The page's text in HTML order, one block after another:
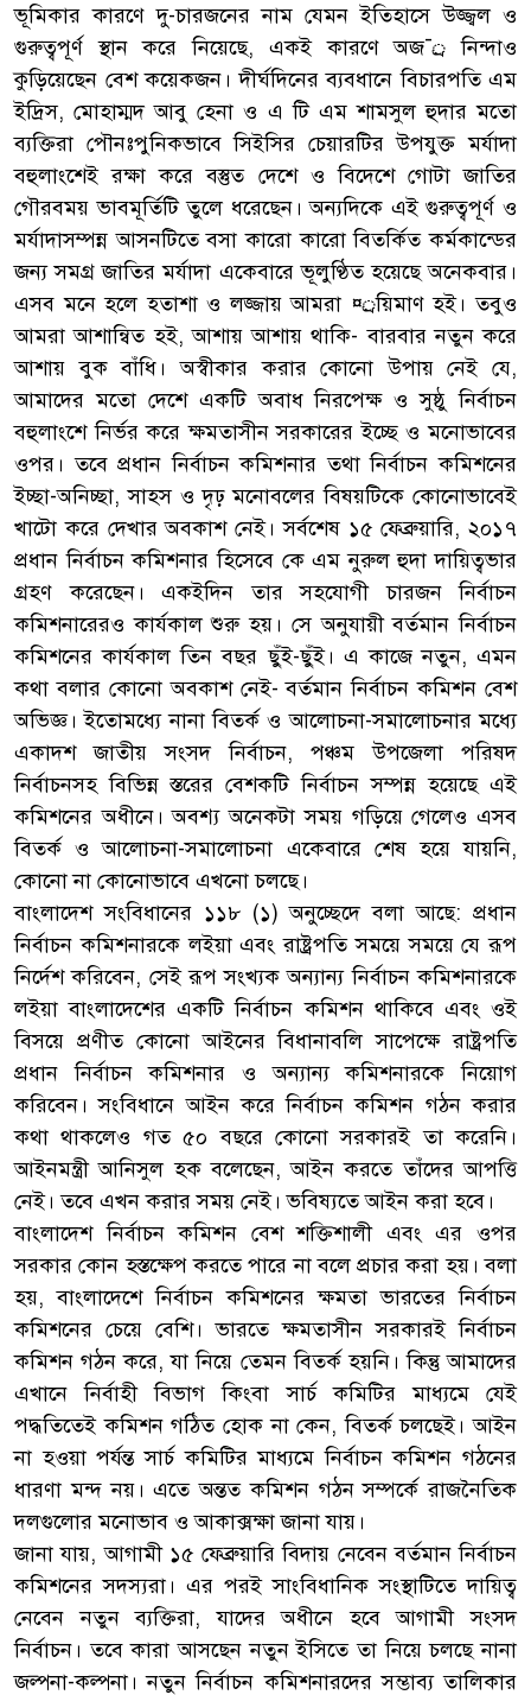
ভূমিকার কারণে দু-চারজনের নাম যেমন ইতিহাসে উজ্জ্বল ও
গুরুত্বপূর্ণ স্থান করে নিয়েছে, একই কারণে অজ¯্র নিন্দাও
কুড়িয়েছেন বেশ কয়েকজন। দীর্ঘদিনের ব্যবধানে বিচারপতি এম
ইদ্রিস, মোহাম্মদ আবু হেনা ও এ টি এম শামসুল হুদার মতো
ব্যক্তিরা পৌনঃপুনিকভাবে সিইসির চেয়ারটির উপযুক্ত মর্যাদা
বহুলাংশেই রক্ষা করে বস্তুত দেশে ও বিদেশে গোটা জাতির
গৌরবময় ভাবমূর্তিটি তুলে ধরেছেন। অন্যদিকে এই গুরুত্বপূর্ণ ও
মর্যাদাসম্পন্ন আসনটিতে বসা কারো কারো বিতর্কিত কর্মকান্ডের
জন্য সমগ্র জাতির মর্যাদা একেবারে ভূলুণ্ঠিত হয়েছে অনেকবার।
এসব মনে হলে হতাশা ও লজ্জায় আমরা ¤্রয়িমাণ হই। তবুও
আমরা আশান্বিত হই, আশায় আশায় থাকি- বারবার নতুন করে
আশায় বুক বাঁধি। অস্বীকার করার কোনো উপায় নেই যে,
আমাদের মতো দেশে একটি অবাধ নিরপেক্ষ ও সুষ্ঠু নির্বাচন
বহুলাংশে নির্ভর করে ক্ষমতাসীন সরকারের ইচ্ছে ও মনোভাবের
ওপর। তবে প্রধান নির্বাচন কমিশনার তথা নির্বাচন কমিশনের
ইচ্ছা-অনিচ্ছা, সাহস ও দৃঢ় মনোবলের বিষয়টিকে কোনোভাবেই
খাটো করে দেখার অবকাশ নেই। সর্বশেষ ১৫ ফেব্রুয়ারি, ২০১৭
প্রধান নির্বাচন কমিশনার হিসেবে কে এম নুরুল হুদা দায়িত্বভার
গ্রহণ করেছেন। একইদিন তার সহযোগী চারজন নির্বাচন
কমিশনারেরও কার্যকাল শুরু হয়। সে অনুযায়ী বর্তমান নির্বাচন
কমিশনের কার্যকাল তিন বছর ছুঁই-ছুঁই। এ কাজে নতুন, এমন
কথা বলার কোনো অবকাশ নেই- বর্তমান নির্বাচন কমিশন বেশ
অভিজ্ঞ। ইতোমধ্যে নানা বিতর্ক ও আলোচনা-সমালোচনার মধ্যে
একাদশ জাতীয় সংসদ নির্বাচন, পঞ্চম উপজেলা পরিষদ
নির্বাচনসহ বিভিন্ন স্তরের বেশকটি নির্বাচন সম্পন্ন হয়েছে এই
কমিশনের অধীনে। অবশ্য অনেকটা সময় গড়িয়ে গেলেও এসব
বিতর্ক ও আলোচনা-সমালোচনা একেবারে শেষ হয়ে যায়নি,
কোনো না কোনোভাবে এখনো চলছে।
বাংলাদেশ সংবিধানের ১১৮ (১) অনুচ্ছেদে বলা আছে: প্রধান
নির্বাচন কমিশনারকে লইয়া এবং রাষ্ট্রপতি সময়ে সময়ে যে রূপ
নির্দেশ করিবেন, সেই রূপ সংখ্যক অন্যান্য নির্বাচন কমিশনারকে
লইয়া বাংলাদেশের একটি নির্বাচন কমিশন থাকিবে এবং ওই
বিসয়ে প্রণীত কোনো আইনের বিধানাবলি সাপেক্ষে রাষ্ট্রপতি
প্রধান নির্বাচন কমিশনার ও অন্যান্য কমিশনারকে নিয়োগ
করিবেন। সংবিধানে আইন করে নির্বাচন কমিশন গঠন করার
কথা থাকলেও গত ৫০ বছরে কোনো সরকারই তা করেনি।
আইনমন্ত্রী আনিসুল হক বলেছেন, আইন করতে তাঁদের আপত্তি
নেই। তবে এখন করার সময় নেই। ভবিষ্যতে আইন করা হবে।
বাংলাদেশ নির্বাচন কমিশন বেশ শক্তিশালী এবং এর ওপর
সরকার কোন হস্তক্ষেপ করতে পারে না বলে প্রচার করা হয়। বলা
হয়, বাংলাদেশে নির্বাচন কমিশনের ক্ষমতা ভারতের নির্বাচন
কমিশনের চেয়ে বেশি। ভারতে ক্ষমতাসীন সরকারই নির্বাচন
কমিশন গঠন করে, যা নিয়ে তেমন বিতর্ক হয়নি। কিন্তু আমাদের
এখানে নির্বাহী বিভাগ কিংবা সার্চ কমিটির মাধ্যমে যেই
পদ্ধতিতেই কমিশন গঠিত হোক না কেন, বিতর্ক চলছেই। আইন
না হওয়া পর্যন্ত সার্চ কমিটির মাধ্যমে নির্বাচন কমিশন গঠনের
ধারণা মন্দ নয়। এতে অন্তত কমিশন গঠন সম্পর্কে রাজনৈতিক
দলগুলোর মনোভাব ও আকাক্সক্ষা জানা যায়।
জানা যায়, আগামী ১৫ ফেব্রুয়ারি বিদায় নেবেন বর্তমান নির্বাচন
কমিশনের সদস্যরা। এর পরই সাংবিধানিক সংস্থাটিতে দায়িত্ব
নেবেন নতুন ব্যক্তিরা, যাদের অধীনে হবে আগামী সংসদ
নির্বাচন। তবে কারা আসছেন নতুন ইসিতে তা নিয়ে চলছে নানা
জল্পনা-কল্পনা। নতুন নির্বাচন কমিশনারদের সম্ভাব্য তালিকার